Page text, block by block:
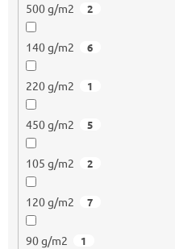
500 g/m2 2
140 g/m2 6
220 g/m2 1
450 g/m2 5
105 g/m2 2
120 g/m2 7
90 g/m2 1